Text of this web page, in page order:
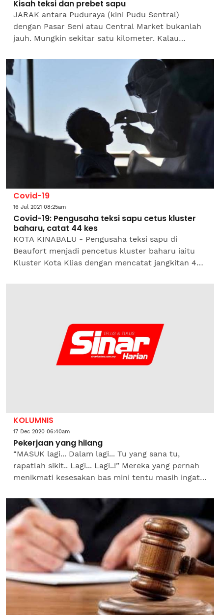
Kisah teksi dan prebet sapu
JARAK antara Puduraya (kini Pudu Sentral)
dengan Pasar Seni atau Central Market bukanlah
jauh. Mungkin sekitar satu kilometer. Kalau
hingga 15 minit saja....
Covid-19
16 Jul 2021 08:25am
Covid-19: Pengusaha teksi sapu cetus kluster
baharu, catat 44 kes
KOTA KINABALU - Pengusaha teksi sapu di
Beaufort menjadi pencetus kluster baharu iaitu
Kluster Kota Klias dengan mencatat jangkitan 44
Tempatan dan Perumahan...
KOLUMNIS
17 Dec 2020 06:40am
Pekerjaan yang hilang
“MASUK lagi... Dalam lagi... Tu yang sana tu,
rapatlah sikit.. Lagi... Lagi..!” Mereka yang pernah
menikmati kesesakan bas mini tentu masih ingat